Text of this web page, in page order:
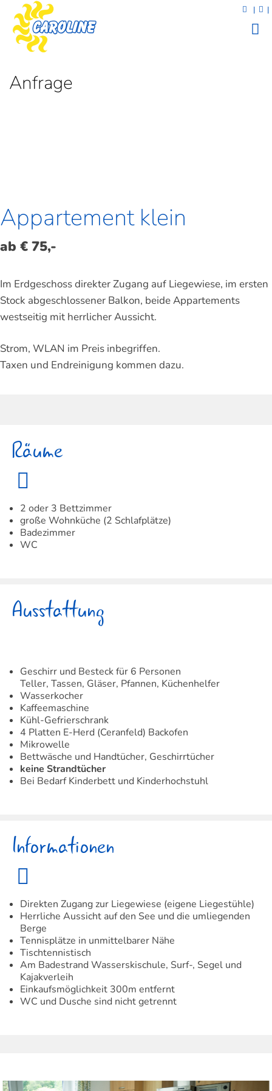
| |
Anfrage
Appartement klein
ab € 75,-
Im Erdgeschoss direkter Zugang auf Liegewiese, im ersten
Stock abgeschlossener Balkon, beide Appartements
westseitig mit herrlicher Aussicht.
Strom, WLAN im Preis inbegriffen.
Taxen und Endreinigung kommen dazu.
Räume
2 oder 3 Bettzimmer
große Wohnküche (2 Schlafplätze)
Badezimmer
WC
Ausstattung
Geschirr und Besteck für 6 Personen
Teller, Tassen, Gläser, Pfannen, Küchenhelfer
Wasserkocher
Kaffeemaschine
Kühl-Gefrierschrank
4 Platten E-Herd (Ceranfeld) Backofen
Mikrowelle
Bettwäsche und Handtücher, Geschirrtücher
keine Strandtücher
Bei Bedarf Kinderbett und Kinderhochstuhl
Informationen
Direkten Zugang zur Liegewiese (eigene Liegestühle)
Herrliche Aussicht auf den See und die umliegenden
Berge
Tennisplätze in unmittelbarer Nähe
Tischtennistisch
Am Badestrand Wasserskischule, Surf-, Segel und
Kajakverleih
Einkaufsmöglichkeit 300m entfernt
WC und Dusche sind nicht getrennt